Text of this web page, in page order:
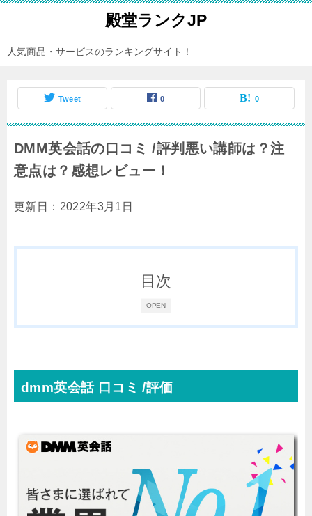
殿堂ランクJP
人気商品・サービスのランキングサイト！
Tweet 0 0
DMM英会話の口コミ /評判悪い講師は？注
意点は？感想レビュー！
更新日：2022年3月1日
OPEN
目次
dmm英会話 口コミ /評価